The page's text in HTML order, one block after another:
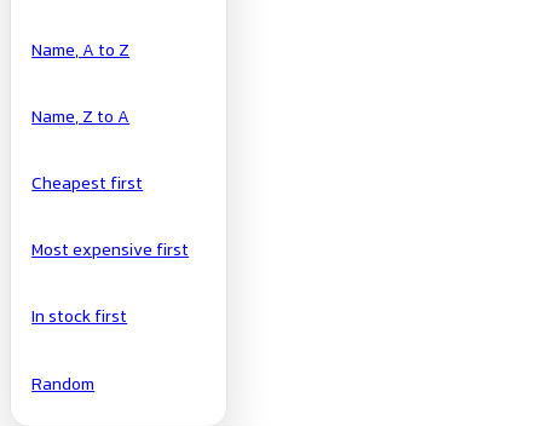
Name, A to Z
Name, Z to A
Cheapest first
Most expensive first
In stock first
Random